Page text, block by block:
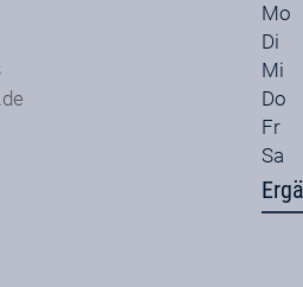
Mo
Di
Mi
Do
Fr
Sa